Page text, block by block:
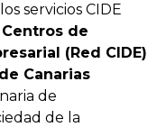
servicios CIDE
de
(Red CIDE)
Canarias
de
de la